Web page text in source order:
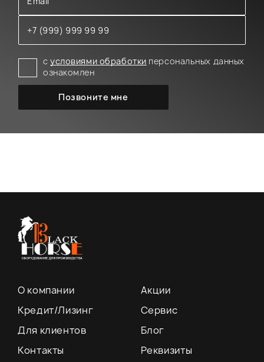
сусловиями обработки персональных данных
ознакомлен
О компании
Акции
Кредит/Лизинг
Сервис
Для клиентов
Блог
Контакты
Реквизиты